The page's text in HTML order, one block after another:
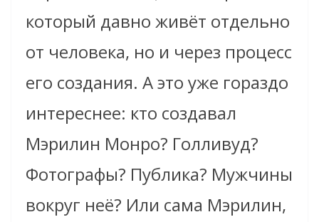
который давно живёт отдельно
от человека, но и через процесс
его создания. А это уже гораздо
интереснее: кто создавал
Мэрилин Монро? Голливуд?
Фотографы? Публика? Мужчины
вокруг неё? Или сама Мэрилин,